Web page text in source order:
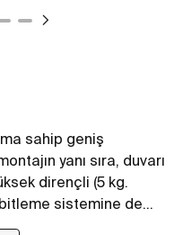
sahip geniş
yanı sıra, duvarı
dirençli (5 kg.
sistemine de
ve hareket